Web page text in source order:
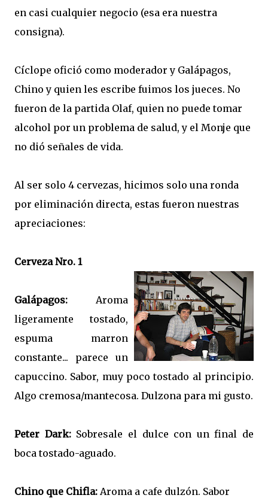
en casi cualquier negocio (esa era nuestra
consigna).
Cíclope ofició como moderador y Galápagos,
Chino y quien les escribe fuimos los jueces. No
fueron de la partida Olaf, quien no puede tomar
alcohol por un problema de salud, y el Monje que
no dió señales de vida.
Al ser solo 4 cervezas, hicimos solo una ronda
por eliminación directa, estas fueron nuestras
apreciaciones:
Cerveza Nro. 1
Galápagos: Aroma
ligeramente tostado,
espuma marron
constante... parece un
capuccino. Sabor, muy poco tostado al principio.
Algo cremosa/mantecosa. Dulzona para mi gusto.
Peter Dark:Sobresale el dulce con un final de
boca tostado-aguado.
Chino que Chifla: Aroma a cafe dulzón. Sabor